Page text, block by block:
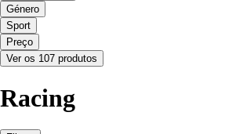
Género
Sport
Preço
Ver os 107 produtos
Racing